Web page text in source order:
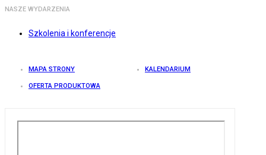
NASZE WYDARZENIA
Szkolenia i konferencje
MAPA STRONY KALENDARIUM
OFERTA PRODUKTOWA